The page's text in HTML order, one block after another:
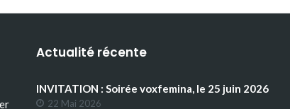
Actualité récente
INVITATION : Soirée voxfemina, le 25 juin 2026
22 Mai 2026